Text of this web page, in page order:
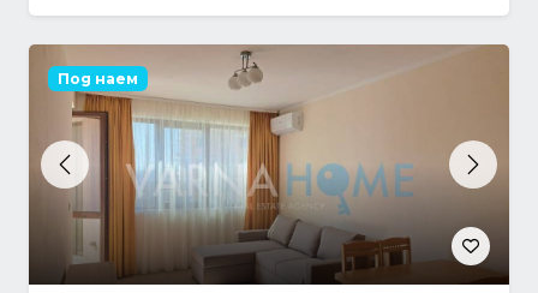
Previous Next
Под наем